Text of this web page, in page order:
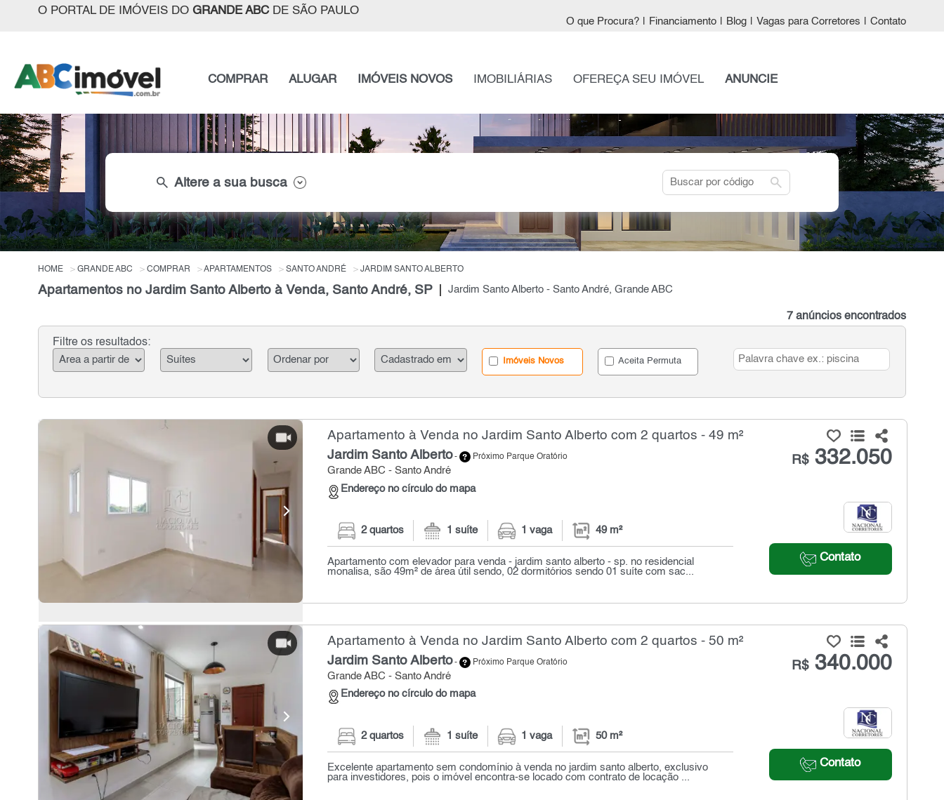
O PORTAL DE IMÓVEIS DO GRANDE ABCDE SÃO PAULO
O que Procura? Financiamento Blog Vagas para Corretores Contato
COMPRAR ALUGAR IMÓVEIS NOVOS IMOBILIÁRIAS OFEREÇA SEU IMÓVEL ANUNCIE
search Altere a sua busca search
HOME GRANDE ABC COMPRAR APARTAMENTOS SANTO ANDRÉ JARDIM SANTO ALBERTO
Apartamentos no Jardim Santo Alberto à Venda, Santo André, SP Jardim Santo Alberto - Santo André, Grande ABC
7 anúncios encontrados
Filtre os resultados:
Imóveis Novos Aceita Permuta
Apartamento à Venda no Jardim Santo Alberto com 2 quartos - 49 m²
Jardim Santo Alberto- Próximo Parque Oratório
Grande ABC - Santo André
Endereço no círculo do mapa
R$332.050
Contato
2 quartos 1 suíte 1 vaga 49 m²
Apartamento com elevador para venda - jardim santo alberto - sp. no residencial
monalisa, são 49m² de área útil sendo, 02 dormitórios sendo 01 suíte com sac...
Apartamento à Venda no Jardim Santo Alberto com 2 quartos - 50 m²
Jardim Santo Alberto- Próximo Parque Oratório
Grande ABC - Santo André
Endereço no círculo do mapa
R$340.000
Contato
2 quartos 1 suíte 1 vaga 50 m²
Excelente apartamento sem condomínio à venda no jardim santo alberto, exclusivo
para investidores, pois o imóvel encontra-se locado com contrato de locação ...